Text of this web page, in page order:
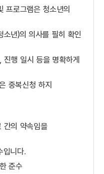
프로그램은 청소년의
년)의 의사를 필히 확인
행 일시 등을 명확하게
중복신청 하지
간의 약속임을
입니다.
준수